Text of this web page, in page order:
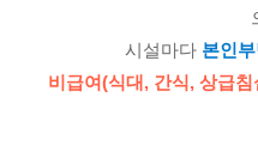
시설마다 본인
비급여(식대, 간식, 상급